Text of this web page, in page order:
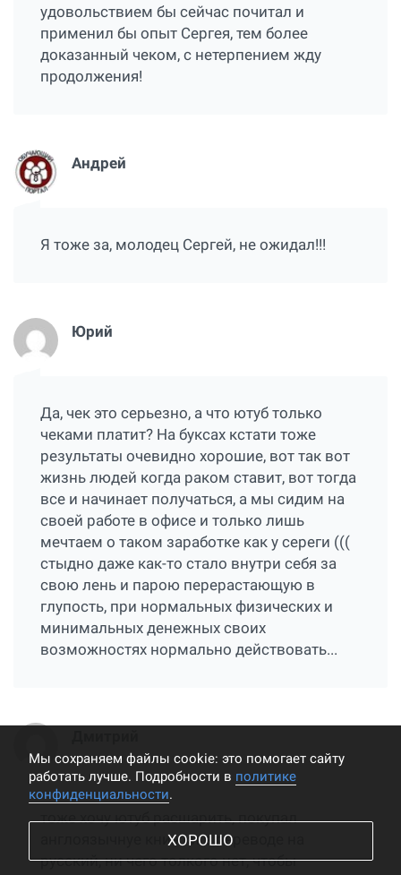
удовольствием бы сейчас почитал и
применил бы опыт Сергея, тем более
доказанный чеком, с нетерпением жду
продолжения!
Андрей
Я тоже за, молодец Сергей, не ожидал!!!
Юрий
Да, чек это серьезно, а что ютуб только
чеками платит? На буксах кстати тоже
результаты очевидно хорошие, вот так вот
жизнь людей когда раком ставит, вот тогда
все и начинает получаться, а мы сидим на
своей работе в офисе и только лишь
мечтаем о таком заработке как у сереги (((
стыдно даже как-то стало внутри себя за
свою лень и парою перерастающую в
глупость, при нормальных физических и
минимальных денежных своих
возможностях нормально действовать...
тоже хочу ютуб расшарить, покупал
англоязычнуе книжки в переводе на
русский, ни чего толкого нет, чтобы
Мы cохраняем файлы cookie: это помогает сайту
работать лучше. Подробности в политике
конфиденциальности.
ХОРОШО